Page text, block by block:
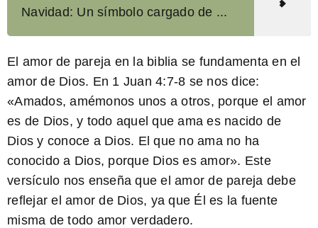
Navidad: Un símbolo cargado de ...
El amor de pareja en la biblia se fundamenta en el
amor de Dios. En 1 Juan 4:7-8 se nos dice:
«Amados, amémonos unos a otros, porque el amor
es de Dios, y todo aquel que ama es nacido de
Dios y conoce a Dios. El que no ama no ha
conocido a Dios, porque Dios es amor». Este
versículo nos enseña que el amor de pareja debe
reflejar el amor de Dios, ya que Él es la fuente
misma de todo amor verdadero.